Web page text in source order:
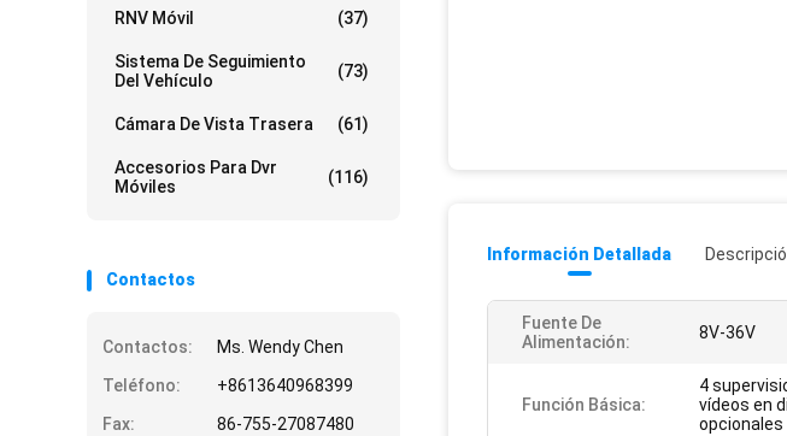
RNV Móvil (37)
Sistema De Seguimiento
Del Vehículo
(73)
Cámara De Vista Trasera (61)
Accesorios Para Dvr
Móviles
(116)
Contactos
Contactos:
Ms. Wendy Chen
Teléfono:
+8613640968399
Fax:
86-755-27087480
Información Detallada
Fuente De
Alimentación:
8V-36V
Función Básica:
4
vídeos en
opcionales